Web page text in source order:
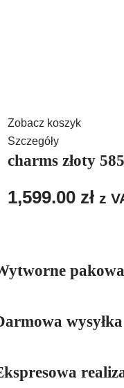
Zobacz koszyk
Szczegóły
charms złoty
1,599.00 zł z
wysyłka